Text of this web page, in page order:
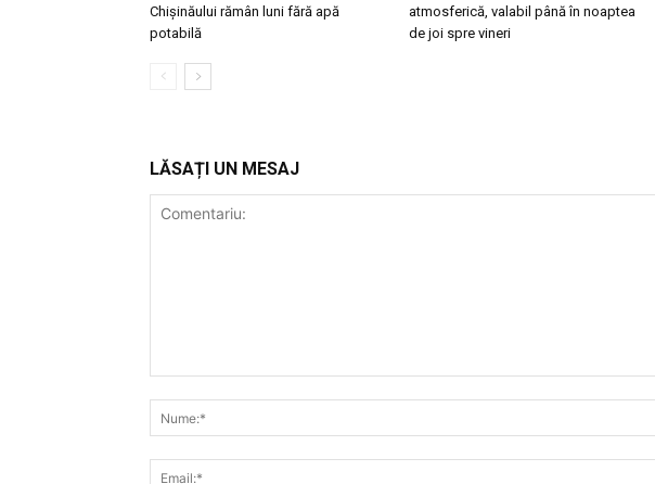
Chișinăului rămân luni fără apă
potabilă
atmosferică, valabil până în noaptea
de joi spre vineri
LĂSAȚI UN MESAJ